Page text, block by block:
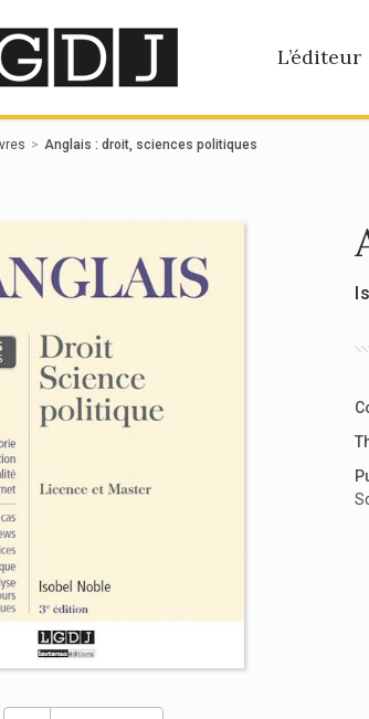
L’éditeur
Anglais : droit, sciences politiques